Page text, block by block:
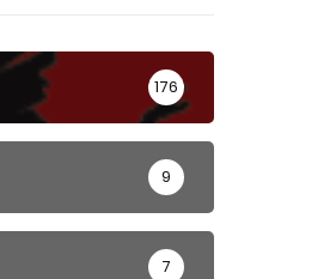
176
9
7